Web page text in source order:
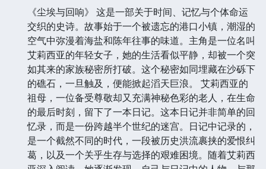
《尘埃与回响》 这是一部关于时间、记忆与个体命运
交织的史诗。故事始于一个被遗忘的港口小镇，潮湿的
空气中弥漫着海盐和陈年往事的味道。主角是一位名叫
艾莉西亚的年轻女子，她的生活看似平静，却被一个突
如其来的家族秘密所打破。这个秘密如同埋藏在沙砾下
的礁石，一旦触及，便能掀起滔天巨浪。 艾莉西亚的
祖母，一位备受尊敬却又充满神秘色彩的老人，在生命
的最后时刻，留下了一本日记。这本日记并非简单的回
忆录，而是一份跨越半个世纪的迷宫。日记中记录的，
是一个截然不同的时代，一段被历史洪流裹挟的爱恨纠
葛，以及一个关乎生存与选择的艰难困境。随着艾莉西